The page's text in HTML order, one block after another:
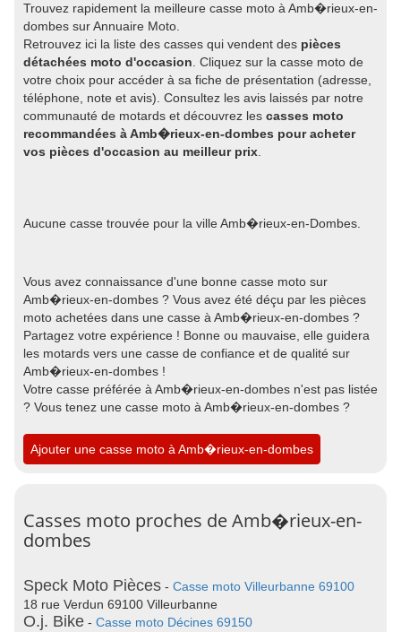
Trouvez rapidement la meilleure casse moto à Amb�rieux-en-
dombes sur Annuaire Moto.
Retrouvez ici la liste des casses qui vendent des pièces
détachées moto d'occasion . Cliquez sur la casse moto de
votre choix pour accéder à sa fiche de présentation (adresse,
téléphone, note et avis). Consultez les avis laissés par notre
communauté de motards et découvrez les casses moto
recommandées à Amb�rieux-en-dombes pour acheter
vos pièces d'occasion au meilleur prix
Aucune casse trouvée pour la ville Amb�rieux-en-Dombes.
Vous avez connaissance d'une bonne casse moto sur
Amb�rieux-en-dombes ? Vous avez été déçu par les pièces
moto achetées dans une casse à Amb�rieux-en-dombes ?
Partagez votre expérience ! Bonne ou mauvaise, elle guidera
les motards vers une casse de confiance et de qualité sur
Amb�rieux-en-dombes !
Votre casse préférée à Amb�rieux-en-dombes n'est pas listée
? Vous tenez une casse moto à Amb�rieux-en-dombes ?
Ajouter une casse moto à Amb�rieux-en-dombes
Casses moto proches de Amb�rieux-en-
dombes
Speck Moto Pièces - Casse moto Villeurbanne 69100
18 rue Verdun 69100 Villeurbanne
O.j. Bike - Casse moto Décines 69150